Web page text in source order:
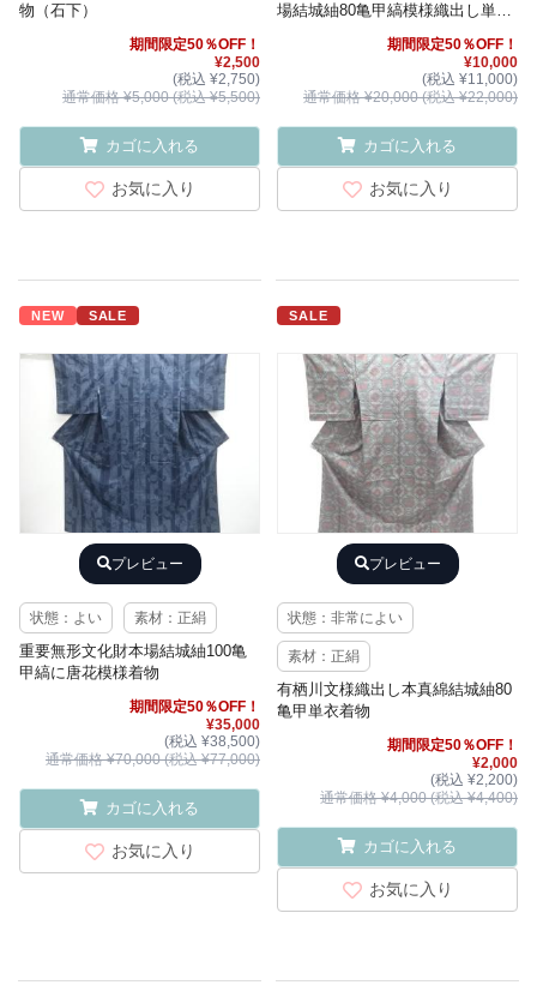
物（石下）
期間限定50％OFF！
¥2,500
(税込 ¥2,750)
通常価格 ¥5,000 (税込 ¥5,500)
カゴに入れる
お気に入り
場結城紬80亀甲縞模様織出し単衣
期間限定50％OFF！
¥10,000
(税込 ¥11,000)
通常価格 ¥20,000 (税込 ¥22,000)
カゴに入れる
お気に入り
NEW SALE
プレビュー
状態：よい 素材：正絹
重要無形文化財本場結城紬100亀
甲縞に唐花模様着物
期間限定50％OFF！
¥35,000
(税込 ¥38,500)
通常価格 ¥70,000 (税込 ¥77,000)
カゴに入れる
お気に入り
SALE
プレビュー
状態：非常によい
素材：正絹
有栖川文様織出し本真綿結城紬80
亀甲単衣着物
期間限定50％OFF！
¥2,000
(税込 ¥2,200)
通常価格 ¥4,000 (税込 ¥4,400)
カゴに入れる
お気に入り